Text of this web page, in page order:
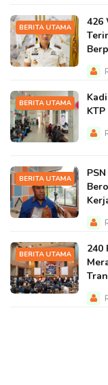
BERITA UTAMA
426
BERITA UTAMA
BERITA UTAMA
BERITA UTAMA
240